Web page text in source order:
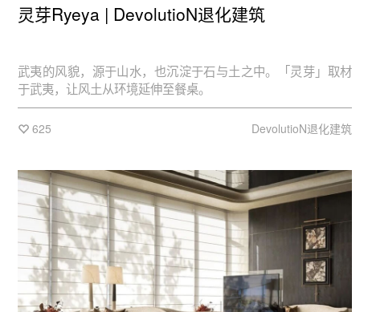
灵芽Ryeya | DevolutioN退化建筑
武夷的风貌，源于山水，也沉淀于石与土之中。「灵芽」取材
于武夷，让风土从环境延伸至餐桌。
625 DevolutioN退化建筑